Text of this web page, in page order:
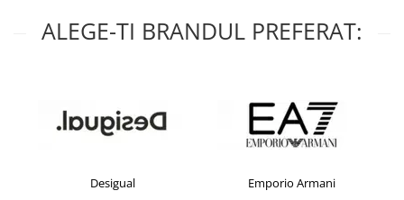
ALEGE-TI BRANDUL PREFERAT:
Desigual Emporio Armani